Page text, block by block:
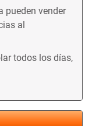
pueden vender
al
todos los días,